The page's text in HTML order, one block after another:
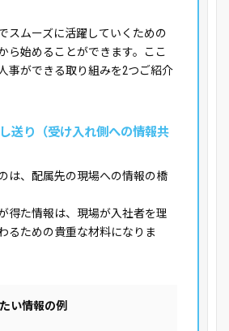
スムーズに活躍していくための
ら始めることができます。ここ
事ができる取り組みを2つご紹介
送り（受け入れ側への情報共
は、配属先の現場への情報の橋
得た情報は、現場が入社者を理
るための貴重な材料になりま
い情報の例